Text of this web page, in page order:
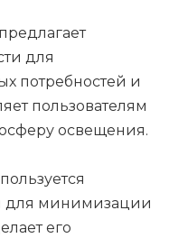
для
потребностей и
пользователям
освещения.
для минимизации
его